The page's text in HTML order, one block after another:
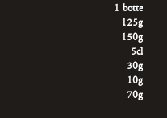
1 botte
125g
150g
5cl
30g
10g
70g